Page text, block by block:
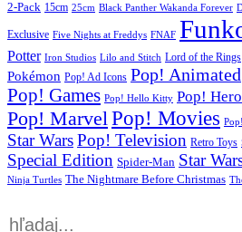
2-Pack 15cm 25cm Black Panther Wakanda Forever
Exclusive Five Nights at Freddys FNAF
Potter Iron Studios Lilo and Stitch Lord of the Rings
Pokémon Pop! Ad Icons Pop! Animated
Pop! Games Pop! Hello Kitty Pop!
Pop! MarvelPop! Movies
Star WarsPop! Television Retro Toys
Special Edition Spider-Man Star
Ninja Turtles The Nightmare Before Christmas
Products